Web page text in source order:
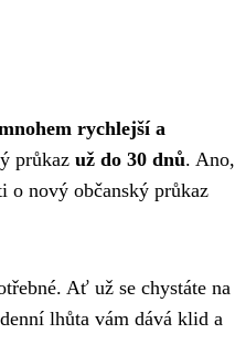
rychlejší a
průkaz už do 30 dnů. Ano,
o nový občanský průkaz
Ať už se chystáte na
lhůta vám dává klid a